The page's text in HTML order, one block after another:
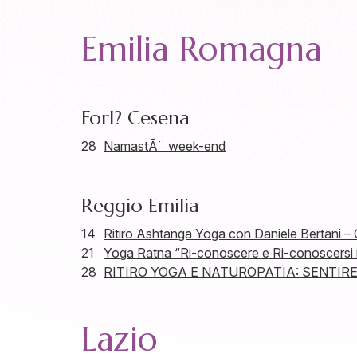
Emilia Romagna
Forl? Cesena
28 NamastÃ¨ week-end
Reggio Emilia
14 Ritiro Ashtanga Yoga con Daniele Bertani
21
Yoga Ratna “Ri-conoscere e Ri-conoscersi
28 RITIRO YOGA E NATUROPATIA:
Lazio